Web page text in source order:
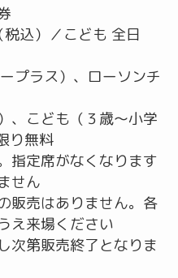
込）／こども 全日
プラス）、ローソンチ
、こども（３歳～小学
り無料
指定席がなくなります
せん
販売はありません。各
え来場ください
次第販売終了となりま